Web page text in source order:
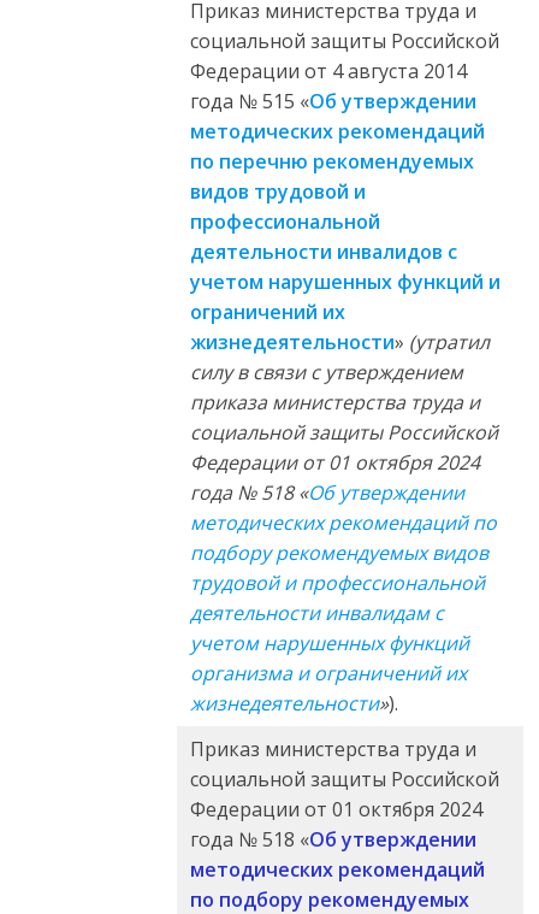
Приказ министерства труда и
социальной защиты Российской
Федерации от 4 августа 2014
года № 515 «Об утверждении
методических рекомендаций
по перечню рекомендуемых
видов трудовой и
профессиональной
деятельности инвалидов с
учетом нарушенных функций и
ограничений их
жизнедеятельности» (утратил
силу в связи с утверждением
приказа министерства труда и
социальной защиты Российской
Федерации от 01 октября 2024
года № 518 «Об утверждении
методических рекомендаций по
подбору рекомендуемых видов
трудовой и профессиональной
деятельности инвалидам с
учетом нарушенных функций
организма и ограничений их
жизнедеятельности»).
Приказ министерства труда и
социальной защиты Российской
Федерации от 01 октября 2024
года № 518 «Об утверждении
методических рекомендаций
по подбору рекомендуемых